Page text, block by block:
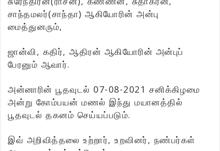
சாந்தமலர்(சாந்தா) ஆகியோரின் அன்பு
மைத்துனரும்,
ஜான்வி, கதிர், ஆதிரன் ஆகியோரின் அன்புப்
பேரனும் ஆவார்.
அன்னாரின் பூதவுடல் 07-08-2021 சனிக்கிழமை
அன்று கோம்பயன் மணல் இந்து மயானத்தில்
பூதவுடல் தகனம் செய்யப்படும்.
இவ் அறிவித்தலை உற்றார், உறவினர், நண்பர்கள்